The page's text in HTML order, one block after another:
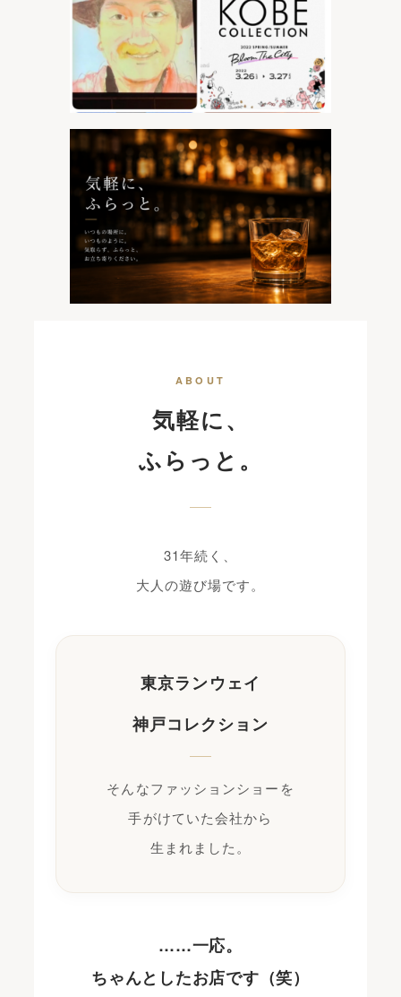
ABOUT
気軽に、
ふらっと。
31年続く、
大人の遊び場です。
東京ランウェイ
神戸コレクション
そんなファッションショーを
手がけていた会社から
生まれました。
……一応。
ちゃんとしたお店です（笑）